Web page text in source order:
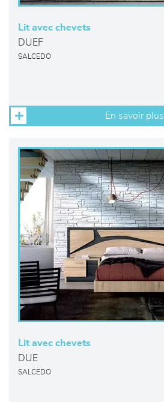
Lit avec chevets
DUEF
SALCEDO
En savoir plus
Lit avec chevets
DUE
SALCEDO